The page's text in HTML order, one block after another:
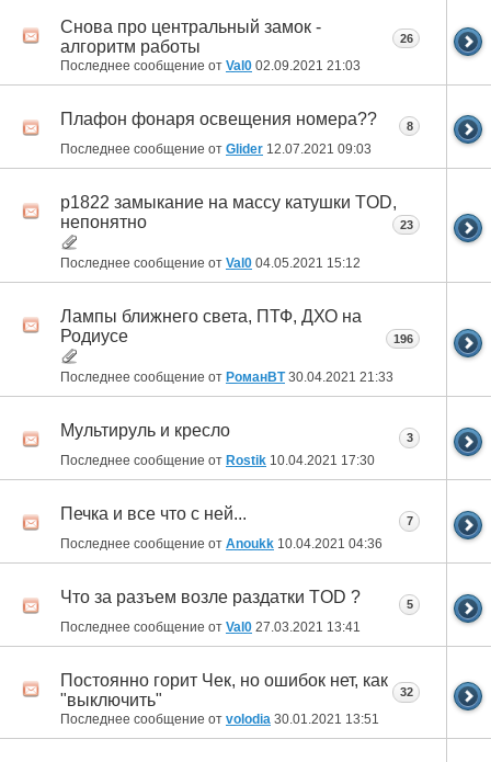
Снова про центральный замок -
алгоритм работы
Последнее сообщение от Val0 02.09.2021 21:03
26
Плафон фонаря освещения номера??
Последнее сообщение от Glider 12.07.2021 09:03
8
p1822 замыкание на массу катушки TOD,
непонятно
Последнее сообщение от Val0 04.05.2021 15:12
23
Лампы ближнего света, ПТФ, ДХО на
Родиусе
Последнее сообщение от РоманВТ30.04.2021 21:33
196
Мультируль и кресло
Последнее сообщение от Rostik 10.04.2021 17:30
3
Печка и все что с ней...
Последнее сообщение от Anoukk 10.04.2021 04:36
7
Что за разъем возле раздатки TOD ?
Последнее сообщение от Val0 27.03.2021 13:41
5
Постоянно горит Чек, но ошибок нет, как
"выключить"
Последнее сообщение от volodia 30.01.2021 13:51
32